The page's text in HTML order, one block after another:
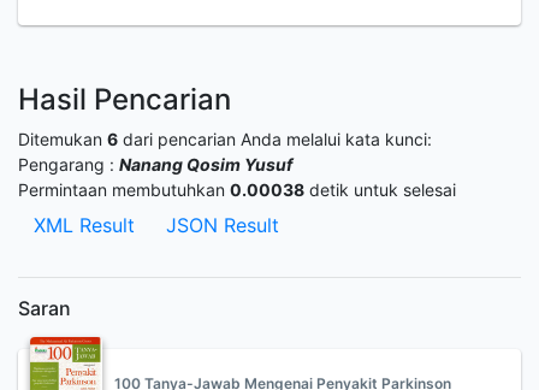
Hasil Pencarian
Ditemukan 6 dari pencarian Anda melalui kata kunci:
Pengarang : Nanang Qosim Yusuf
Permintaan membutuhkan 0.00038 detik untuk selesai
XML Result JSON Result
Saran
100 Tanya-Jawab Mengenai Penyakit Parkinson